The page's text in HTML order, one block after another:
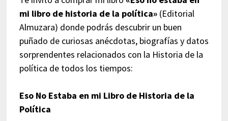
mi libro de historia de la política»(Editorial
Almuzara) donde podrás descubrir un buen
puñado de curiosas anécdotas, biografías y datos
sorprendentes relacionados con la Historia de la
política de todos los tiempos:
Eso No Estaba en mi Libro de Historia de la
Política